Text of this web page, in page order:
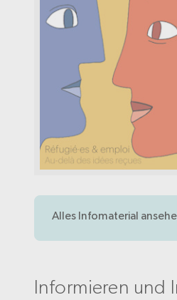
Alles Infomaterial
Informieren und